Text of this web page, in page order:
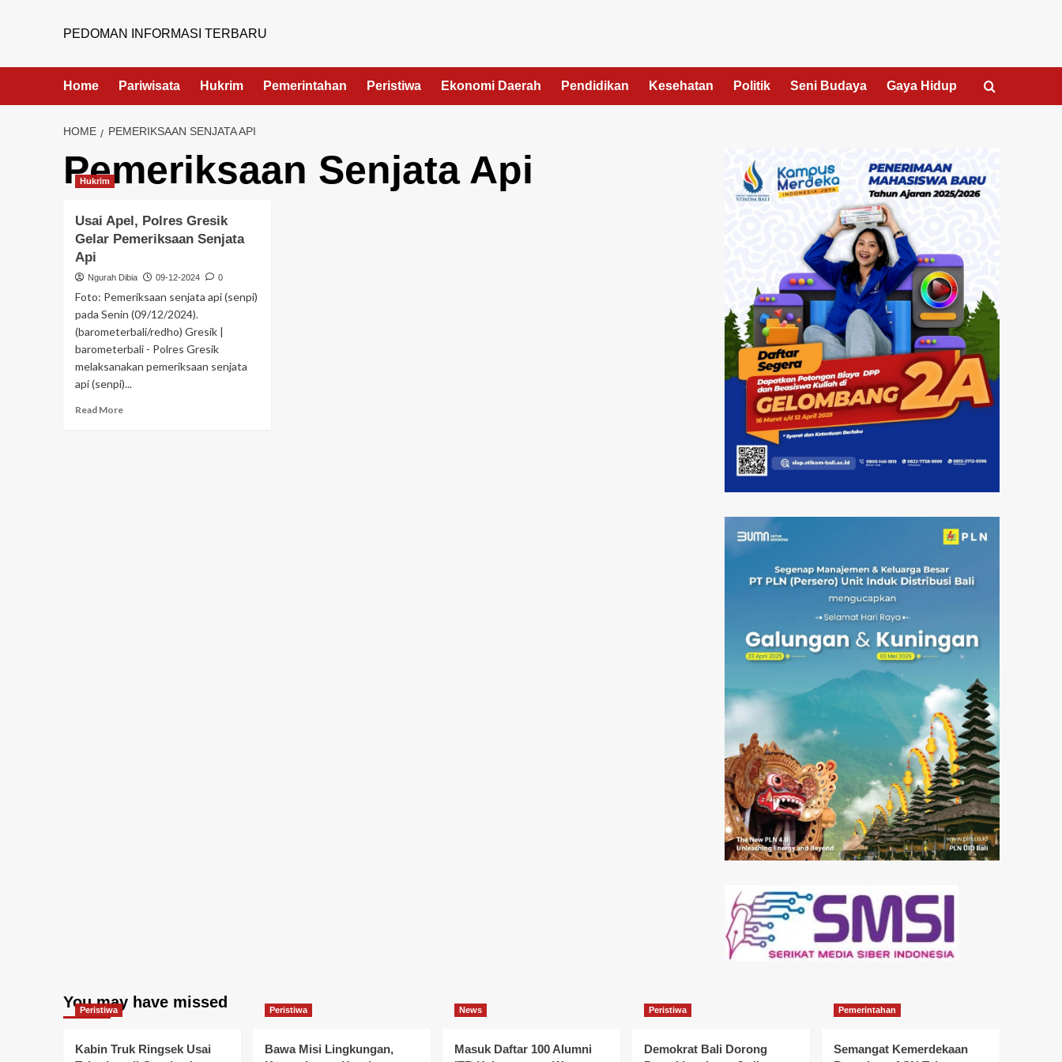
PEDOMAN INFORMASI TERBARU
Home Pariwisata Hukrim Pemerintahan Peristiwa Ekonomi Daerah Pendidikan Kesehatan Politik Seni Budaya Gaya Hidup
HOME PEMERIKSAAN SENJATA API
Pemeriksaan Senjata Api
Hukrim
Usai Apel, Polres Gresik
Gelar Pemeriksaan Senjata
Api
Ngurah Dibia 09-12-2024 0
Foto: Pemeriksaan senjata api (senpi)
pada Senin (09/12/2024).
(barometerbali/redho) Gresik |
barometerbali - Polres Gresik
melaksanakan pemeriksaan senjata
api (senpi)...
Read More
You may have missed
Peristiwa
Kabin Truk Ringsek Usai
Peristiwa
Bawa Misi Lingkungan,
News
Masuk Daftar 100 Alumni
Peristiwa
Demokrat Bali Dorong
Pemerintahan
Semangat Kemerdekaan